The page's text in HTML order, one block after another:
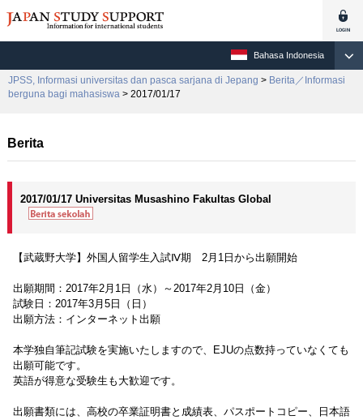
Bahasa Indonesia
JPSS, Informasi universitas dan pasca sarjana di Jepang > Berita／Informasi
berguna bagi mahasiswa > 2017/01/17
Berita
2017/01/17 Universitas Musashino Fakultas Global
【武蔵野大学】外国人留学生入試Ⅳ期 2月1日から出願開始
出願期間：2017年2月1日（水）～2017年2月10日（金）
試験日：2017年3月5日（日）
出願方法：インターネット出願
本学独自筆記試験を実施いたしますので、EJUの点数持っていなくても
出願可能です。
英語が得意な受験生も大歓迎です。
出願書類には、高校の卒業証明書と成績表、パスポートコピー、日本語